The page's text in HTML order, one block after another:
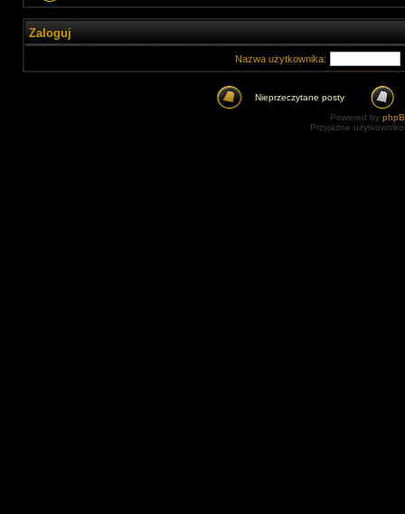
Zaloguj
Nazwa użytkownika:
Nieprzeczytane posty
Powered by
Przyjazne